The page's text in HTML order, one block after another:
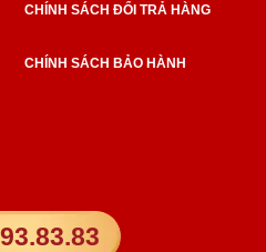
CHÍNH SÁCH ĐỔI TRẢ HÀNG
CHÍNH SÁCH BẢO HÀNH